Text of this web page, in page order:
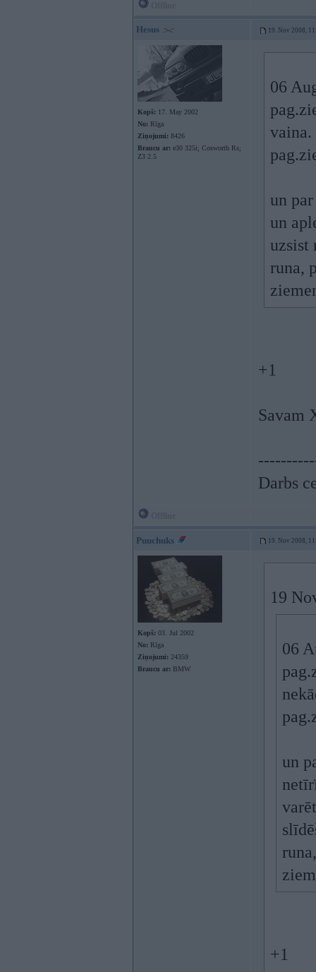
Hesus 19. Nov 2008,
Kopš: 17. May 2002
No: Rīga
Ziņojumi: 8426
Braucu ar: e30 325i; Cosworth Rs;
Z3 2.5
06
vaina.
un
un
uzsist
runa,
+1
Savam
Darbs
Puuchuks 19. Nov 2008,
Kopš: 03. Jul 2002
No: Rīga
Ziņojumi: 24359
Braucu ar: BMW
19
06
un
+1